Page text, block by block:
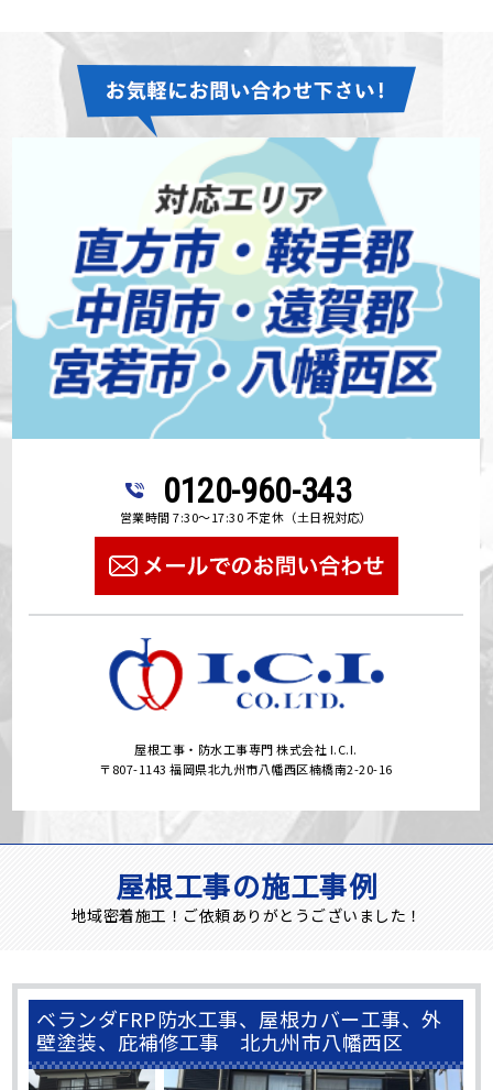
0120-960-343
営業時間 7:30～17:30 不定休（土日祝対応）
屋根工事・防水工事専門 株式会社 I.C.I.
〒807-1143 福岡県北九州市八幡西区楠橋南2-20-16
屋根工事の施工事例
地域密着施工！ご依頼ありがとうございました！
ベランダFRP防水工事、屋根カバー工事、外
壁塗装、庇補修工事 北九州市八幡西区